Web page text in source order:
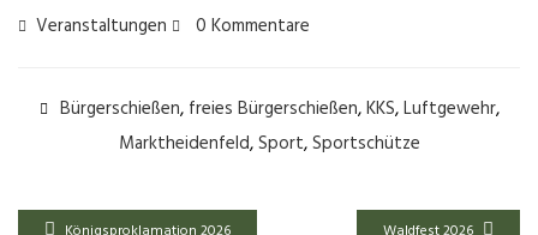
Veranstaltungen
0 Kommentare
Bürgerschießen, freies Bürgerschießen,KKS,Luftgewehr,
Marktheidenfeld,Sport,Sportschütze